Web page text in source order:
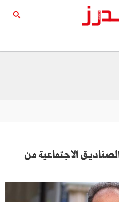
الاجتماعية من